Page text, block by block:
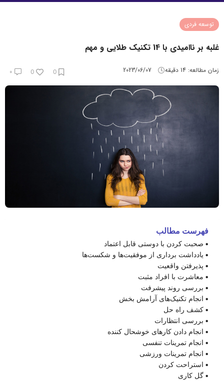
توسعه فردی
غلبه بر ناامیدی با 14 تکنیک طلایی و مهم
زمان مطالعه: 14 دقیقه 2023/06/07
0
0 ۰
فهرست مطالب
صحبت کردن با دوستی قابل اعتماد
یادداشت برداری از موفقیت‌ها و شکست‌ها
پذیرفتن واقعیت
معاشرت با افراد مثبت
بررسی روند پیشرفت
انجام تکنیک‌های آرامش بخش
کشف راه حل
بررسی انتظارات
انجام دادن کارهای خوشحال کننده
انجام تمرینات تنفسی
انجام تمرینات ورزشی
استراحت کردن
گل کاری